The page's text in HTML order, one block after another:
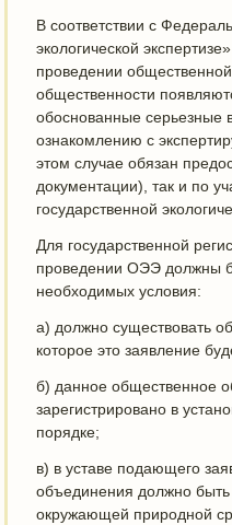
В соответствии с
экологической
проведении общественной
общественности
обоснованные серьезные
ознакомлению с
этом случае обязан
документации), так и по
государственной
Для государственной
проведении ОЭЭ должны
необходимых условия:
а) должно существовать
которое это заявление
б) данное общественное
зарегистрировано в
порядке;
в) в уставе подающего
объединения должно быть
окружающей природной